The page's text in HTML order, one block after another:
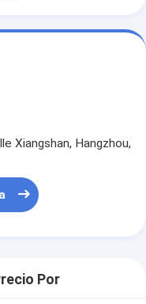
Xiangshan, Hangzhou,
Por